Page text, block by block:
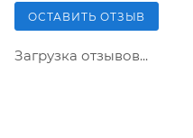
ОСТАВИТЬ ОТЗЫВ
Загрузка отзывов...